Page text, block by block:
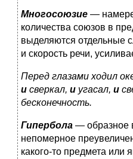
Многосоюзие —
количества союзов в
выделяются отдельные
и скорость речи,
Перед глазами ходил
и сверкал, и угасал, и
бесконечность.
Гипербола — образное
непомерное
какого-то предмета